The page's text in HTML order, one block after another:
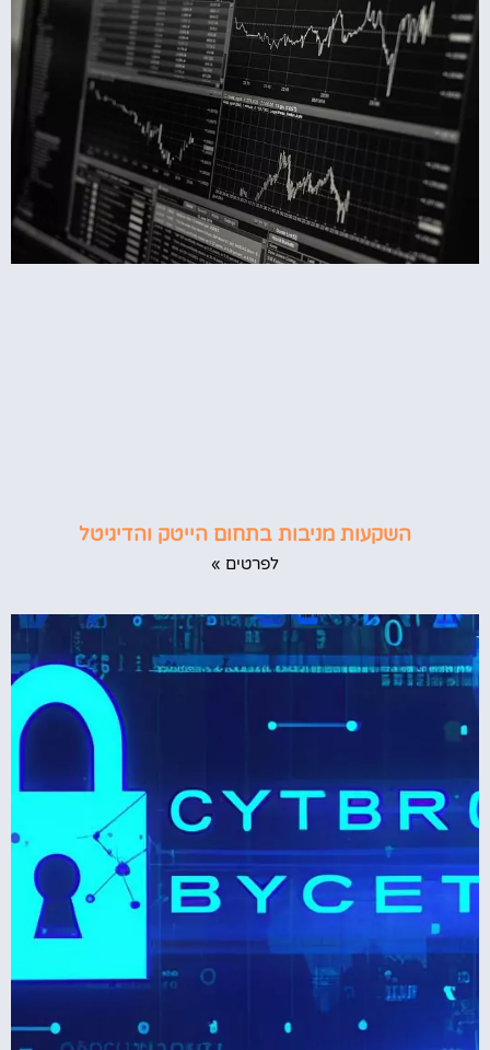
השקעות מניבות בתחום הייטק והדיגיטל
לפרטים »